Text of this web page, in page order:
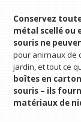
Conservez
métal scellé ou
souris ne
pour animaux de
jardin, et tout ce
boîtes en
souris – ils
matériaux de